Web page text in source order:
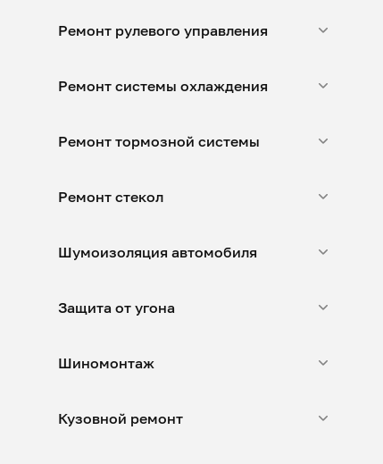
Ремонт рулевого управления
Ремонт системы охлаждения
Ремонт тормозной системы
Ремонт стекол
Шумоизоляция автомобиля
Защита от угона
Шиномонтаж
Кузовной ремонт